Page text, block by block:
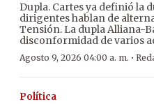
Dupla. Cartes ya definió la
dirigentes hablan de
Tensión. La dupla Alliana-
disconformidad de varios
Agosto 9, 2026 04:00 a. m. ·
Política